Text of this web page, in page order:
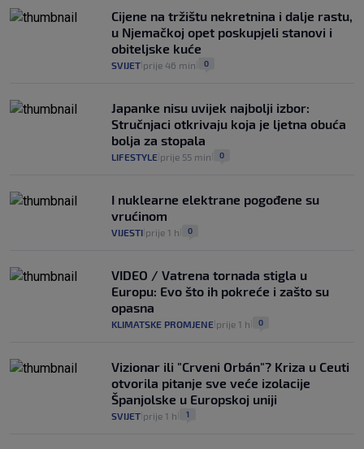
Cijene na tržištu nekretnina i dalje rastu,
u Njemačkoj opet poskupjeli stanovi i
obiteljske kuće
SVIJET prije 46 min 0
Japanke nisu uvijek najbolji izbor:
Stručnjaci otkrivaju koja je ljetna obuća
bolja za stopala
LIFESTYLE prije 55 min 0
I nuklearne elektrane pogođene su
vrućinom
VIJESTI prije 1 h 0
VIDEO / Vatrena tornada stigla u
Europu: Evo što ih pokreće i zašto su
opasna
KLIMATSKE PROMJENE prije 1 h 0
Vizionar ili "Crveni Orbán"? Kriza u Ceuti
otvorila pitanje sve veće izolacije
Španjolske u Europskoj uniji
SVIJET prije 1 h 1